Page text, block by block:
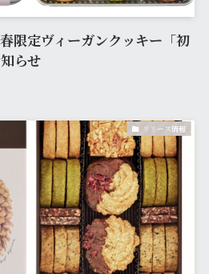
限定ヴィーガンクッキー「初
らせ
リリース情報